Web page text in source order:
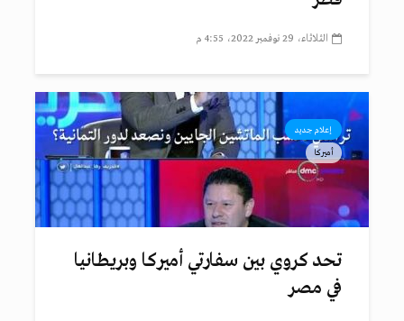
الثلاثاء، 29 نوفمبر 2022، 4:55 م
إعلام جديد
أميركا
تحد كروي بين سفارتي أميركا وبريطانيا
في مصر